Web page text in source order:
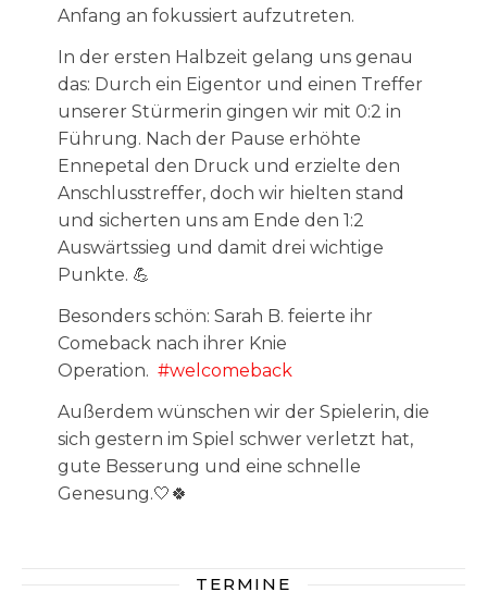
Anfang an fokussiert aufzutreten.
In der ersten Halbzeit gelang uns genau
das: Durch ein Eigentor und einen Treffer
unserer Stürmerin gingen wir mit 0:2 in
Führung. Nach der Pause erhöhte
Ennepetal den Druck und erzielte den
Anschlusstreffer, doch wir hielten stand
und sicherten uns am Ende den 1:2
Auswärtssieg und damit drei wichtige
Punkte. 💪
Besonders schön: Sarah B. feierte ihr
Comeback nach ihrer Knie
Operation. #welcomeback
Außerdem wünschen wir der Spielerin, die
sich gestern im Spiel schwer verletzt hat,
gute Besserung und eine schnelle
Genesung.🤍🍀
TERMINE